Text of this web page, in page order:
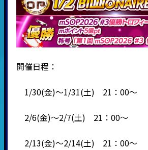
開催日程：
1/30(金)～1/31(土) 21：00～
2/6(金)～2/7(土) 21：00～
2/13(金)～2/14(土) 21：00～